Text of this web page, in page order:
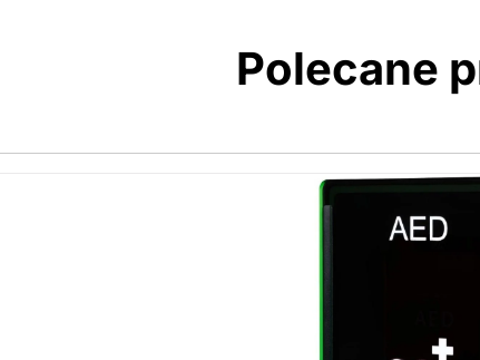
Polecane